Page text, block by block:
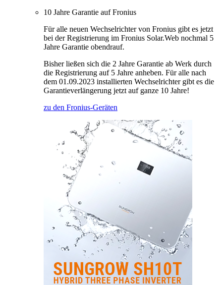
10 Jahre Garantie auf Fronius
Für alle neuen Wechselrichter von Fronius gibt es jetzt
bei der Registrierung im Fronius Solar.Web nochmal 5
Jahre Garantie obendrauf.
Bisher ließen sich die 2 Jahre Garantie ab Werk durch
die Registrierung auf 5 Jahre anheben. Für alle nach
dem 01.09.2023 installierten Wechselrichter gibt es die
Garantieverlängerung jetzt auf ganze 10 Jahre!
zu den Fronius-Geräten